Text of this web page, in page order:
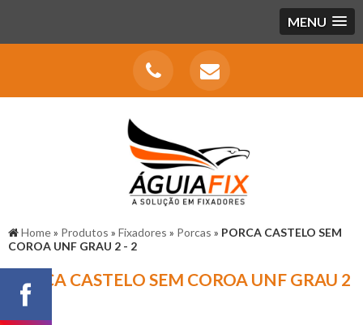
MENU
Home» Produtos » Fixadores » Porcas » PORCA CASTELO SEM
COROA UNF GRAU 2 - 2
PORCA CASTELO SEM COROA UNF GRAU 2
- 2